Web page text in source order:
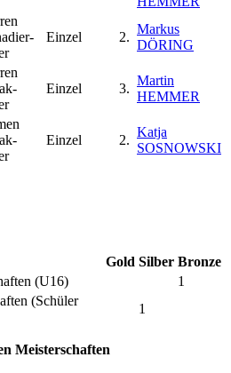
Einzel 2.
Markus
DÖRING
Einzel 3.
Martin
HEMMER
Einzel 2.
Katja
SOSNOWSKI
Gold Silber Bronze
(U16)
1
(Schüler
1
Meisterschaften